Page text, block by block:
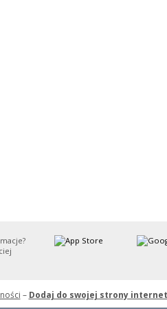
– Dodaj do swojej strony